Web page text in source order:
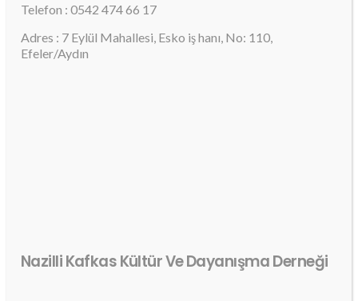
Telefon : 0542 474 66 17
Adres : 7 Eylül Mahallesi, Esko iş hanı, No: 110,
Efeler/Aydın
Nazilli Kafkas Kültür Ve Dayanışma Derneği